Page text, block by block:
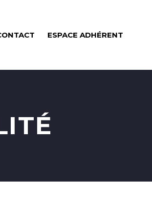
ESPACE ADHÉRENT